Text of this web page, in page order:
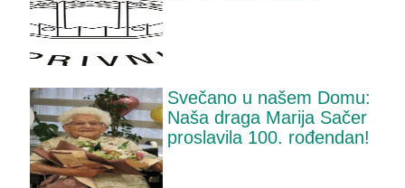
Svečano u našem Domu:
Naša draga Marija Sačer
proslavila 100. rođendan!